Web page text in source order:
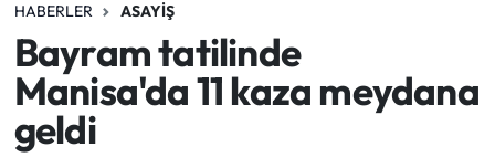
HABERLER ASAYIŞ
Bayram tatilinde
Manisa'da 11 kaza meydana
geldi
Tüm Manşetler
Son Dakika Haberleri
Haber Arşivi